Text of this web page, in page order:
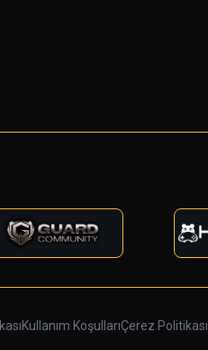
Kullanım KoşullarıÇerez Politikası